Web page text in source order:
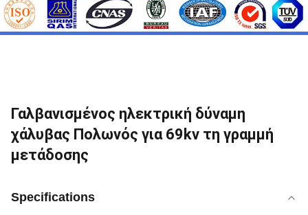
Γαλβανισμένος ηλεκτρική δύναμη
χάλυβας Πολωνός για 69kv τη γραμμή
μετάδοσης
Specifications